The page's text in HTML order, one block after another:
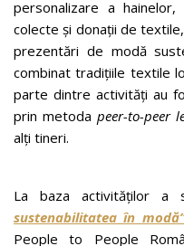
personalizare a
colecte și donații de
prezentări de modă
combinat tradițiile textile
parte dintre activități au
prin metoda peer-to-peer
alți tineri.
La baza activităților a
sustenabilitatea în
People to People